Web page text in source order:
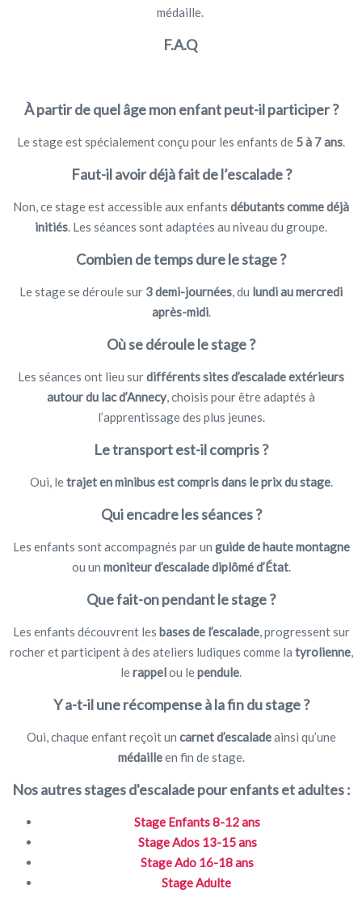
médaille.
F.A.Q
À partir de quel âge mon enfant peut-il participer ?
Le stage est spécialement conçu pour les enfants de 5 à 7 ans.
Faut-il avoir déjà fait de l’escalade ?
Non, ce stage est accessible aux enfants débutants comme déjà
initiés. Les séances sont adaptées au niveau du groupe.
Combien de temps dure le stage ?
Le stage se déroule sur 3 demi-journées, du lundi au mercredi
après-midi.
Où se déroule le stage ?
Les séances ont lieu surdifférents sites d’escalade extérieurs
autour du lac d’Annecy, choisis pour être adaptés à
l’apprentissage des plus jeunes.
Le transport est-il compris ?
Oui, letrajet en minibus est compris dans le prix du stage.
Qui encadre les séances ?
Les enfants sont accompagnés par un guide de haute montagne
ou un moniteur d’escalade diplômé d’État.
Que fait-on pendant le stage ?
Les enfants découvrent les bases de l’escalade, progressent sur
rocher et participent à des ateliers ludiques comme la tyrolienne,
lerappelou lependule.
Y a-t-il une récompense à la fin du stage ?
Oui, chaque enfant reçoit un carnet d’escaladeainsi qu’une
médailleen fin de stage.
Nos autres stages d'escalade pour enfants et adultes :
Stage Enfants 8-12 ans
Stage Ados 13-15 ans
Stage Ado 16-18 ans
Stage Adulte